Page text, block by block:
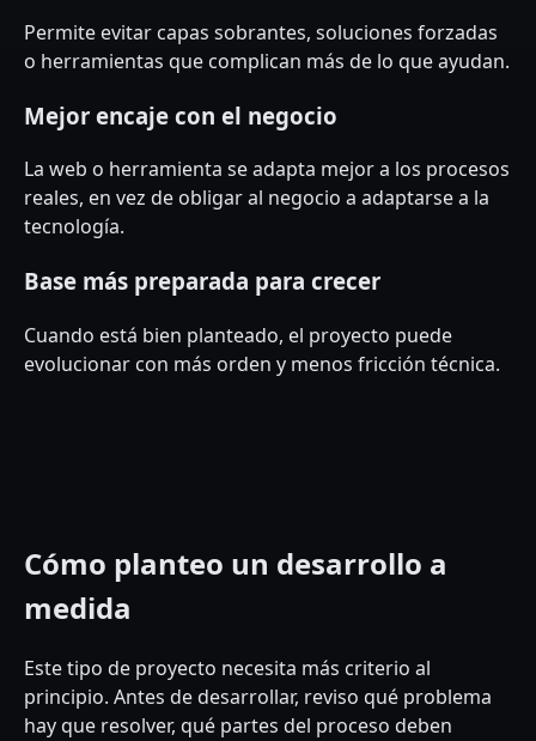
Permite evitar capas sobrantes, soluciones forzadas
o herramientas que complican más de lo que ayudan.
Mejor encaje con el negocio
La web o herramienta se adapta mejor a los procesos
reales, en vez de obligar al negocio a adaptarse a la
tecnología.
Base más preparada para crecer
Cuando está bien planteado, el proyecto puede
evolucionar con más orden y menos fricción técnica.
Cómo planteo un desarrollo a
medida
Este tipo de proyecto necesita más criterio al
principio. Antes de desarrollar, reviso qué problema
hay que resolver, qué partes del proceso deben